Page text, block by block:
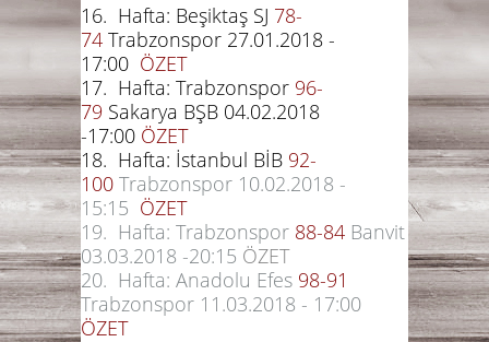
16. Hafta: Beşiktaş SJ 78-
74 Trabzonspor 27.01.2018 -
17:00 ÖZET
17. Hafta: Trabzonspor 96-
79 Sakarya BŞB 04.02.2018
-17:00 ÖZET
18. Hafta: İstanbul BİB 92-
100 Trabzonspor 10.02.2018 -
15:15 ÖZET
19. Hafta: Trabzonspor 88-84 Banvit
03.03.2018 -20:15 ÖZET
20. Hafta: Anadolu Efes 98-91
Trabzonspor 11.03.2018 - 17:00
ÖZET